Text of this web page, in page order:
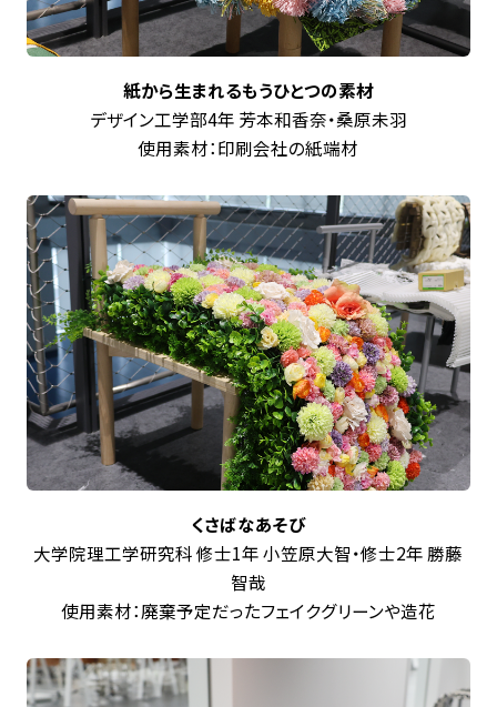
紙から生まれるもうひとつの素材
デザイン工学部4年 芳本和香奈・桑原未羽
使用素材：印刷会社の紙端材
くさばなあそび
大学院理工学研究科 修士1年 小笠原大智・修士2年 勝藤
智哉
使用素材：廃棄予定だったフェイクグリーンや造花